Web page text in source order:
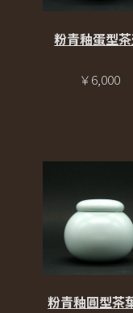
粉青釉蛋型
￥6,000
粉青釉圓型茶